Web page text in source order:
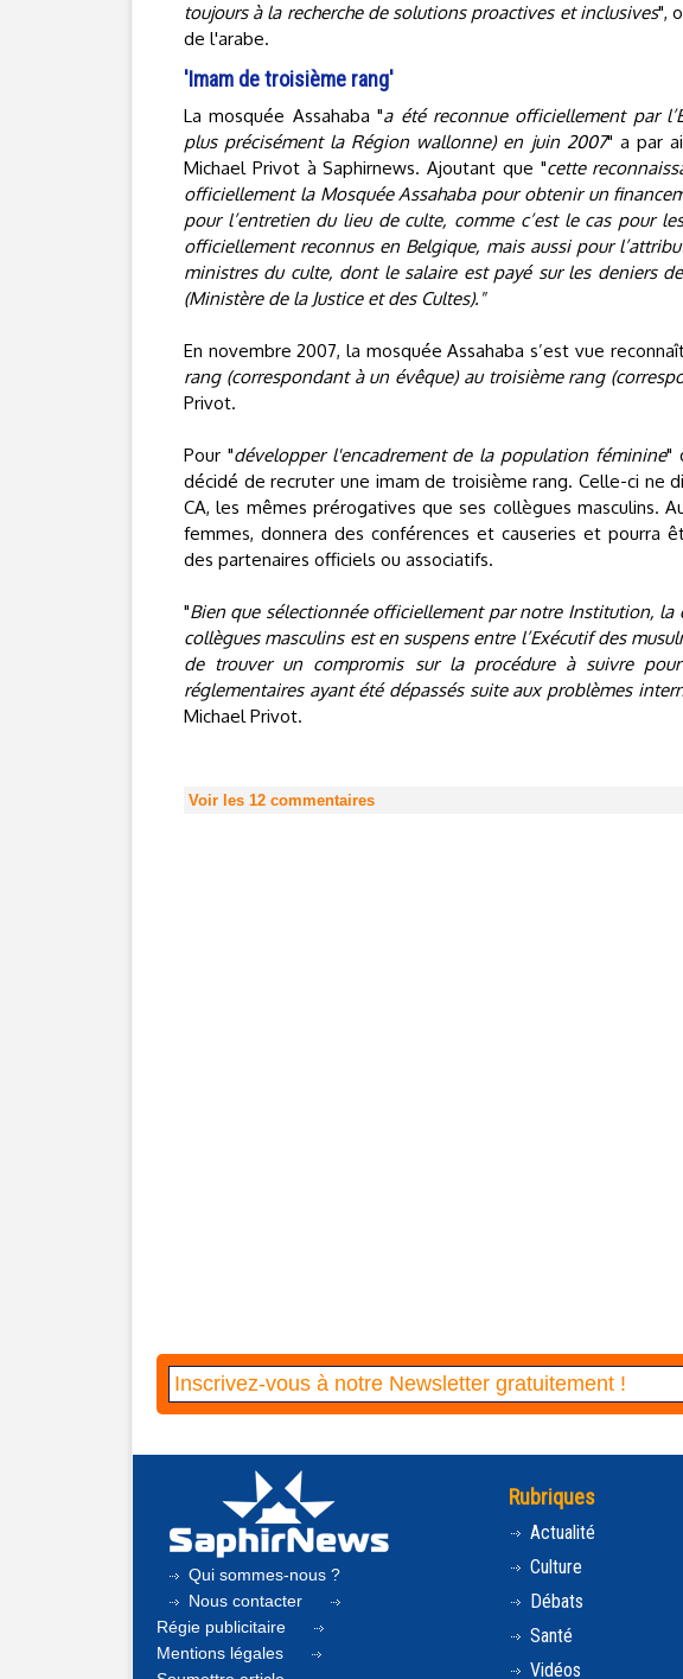
toujours à la recherche de solutions proactives et inclusives",
de l'arabe.
'Imam de troisième rang'
La mosquée Assahaba "a été reconnue officiellement par
plus précisément la Région wallonne) en juin 2007" a par
Michael Privot à Saphirnews. Ajoutant que "cette
officiellement la Mosquée Assahaba pour obtenir un
pour l’entretien du lieu de culte, comme c’est le cas pour
officiellement reconnus en Belgique, mais aussi pour
ministres du culte, dont le salaire est payé sur les deniers
(Ministère de la Justice et des Cultes)."
En novembre 2007, la mosquée Assahaba s’est vue
rang (correspondant à un évêque) au troisième rang
Privot.
Pour "développer l'encadrement de la population féminine"
décidé de recruter une imam de troisième rang. Celle-ci ne
CA, les mêmes prérogatives que ses collègues masculins.
femmes, donnera des conférences et causeries et pourra
des partenaires officiels ou associatifs.
"Bien que sélectionnée officiellement par notre Institution, la
collègues masculins est en suspens entre l’Exécutif des
de trouver un compromis sur la procédure à suivre
réglementaires ayant été dépassés suite aux problèmes
Michael Privot.
Voir les 12 commentaires
Qui sommes-nous ?
Nous contacter
Régie publicitaire
Mentions légales
Rubriques
Actualité
Culture
Débats
Santé
Vidéos